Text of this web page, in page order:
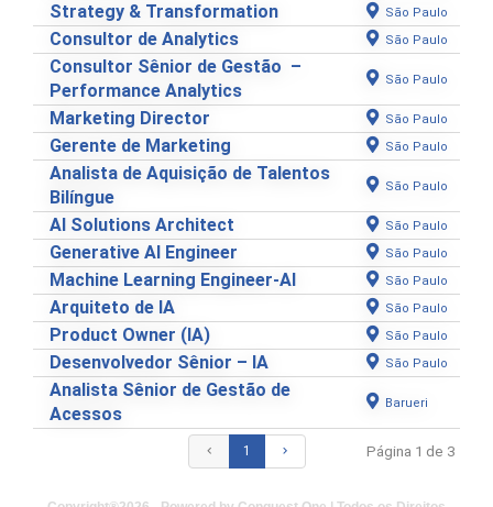
Strategy & Transformation São Paulo
Consultor de Analytics São Paulo
Consultor Sênior de Gestão –
Performance Analytics
São Paulo
Marketing Director São Paulo
Gerente de Marketing São Paulo
Analista de Aquisição de Talentos
Bilíngue
São Paulo
AI Solutions Architect São Paulo
Generative AI Engineer São Paulo
Machine Learning Engineer-AI São Paulo
Arquiteto de IA São Paulo
Product Owner (IA) São Paulo
Desenvolvedor Sênior – IA São Paulo
Analista Sênior de Gestão de
Acessos
Barueri
Página 1 de 3
 1 